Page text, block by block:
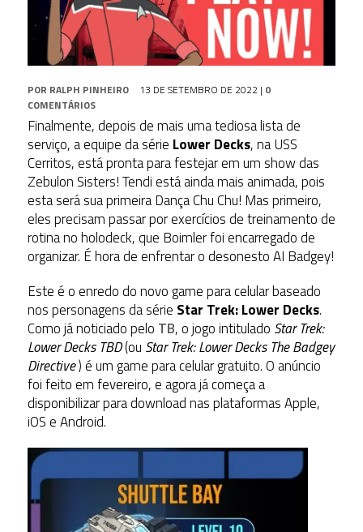
POR RALPH PINHEIRO 13 DE SETEMBRO DE 2022 | 0
COMENTÁRIOS
Finalmente, depois de mais uma tediosa lista de
serviço, a equipe da série Lower Decks, na USS
Cerritos, está pronta para festejar em um show das
Zebulon Sisters! Tendi está ainda mais animada, pois
esta será sua primeira Dança Chu Chu! Mas primeiro,
eles precisam passar por exercícios de treinamento de
rotina no holodeck, que Boimler foi encarregado de
organizar. É hora de enfrentar o desonesto AI Badgey!
Este é o enredo do novo game para celular baseado
nos personagens da série Star Trek: Lower Decks.
Como já noticiado pelo TB, o jogo intitulado Star Trek:
Lower Decks TBD(ou Star Trek: Lower Decks The Badgey
Directive) é um game para celular gratuito. O anúncio
foi feito em fevereiro, e agora já começa a
disponibilizar para download nas plataformas Apple,
iOS e Android.